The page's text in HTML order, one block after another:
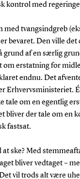
kontrol med
tvangsindgreb
bevaret. Den ville
grund af en særlig
om erstatning for
endnu. Det
Erhvervsministeriet.
tale om en egentlig
bliver der tale om en
fastsat.
ske? Med
bliver vedtaget –
vil trods alt være